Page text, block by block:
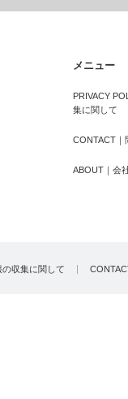
メニュー
PRIVACY
集に関して
CONTACT｜
ABOUT｜会
の収集に関して